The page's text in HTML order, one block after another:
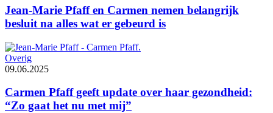
Jean-Marie Pfaff en Carmen nemen belangrijk
besluit na alles wat er gebeurd is
Overig
09.06.2025
Carmen Pfaff geeft update over haar gezondheid:
“Zo gaat het nu met mij”